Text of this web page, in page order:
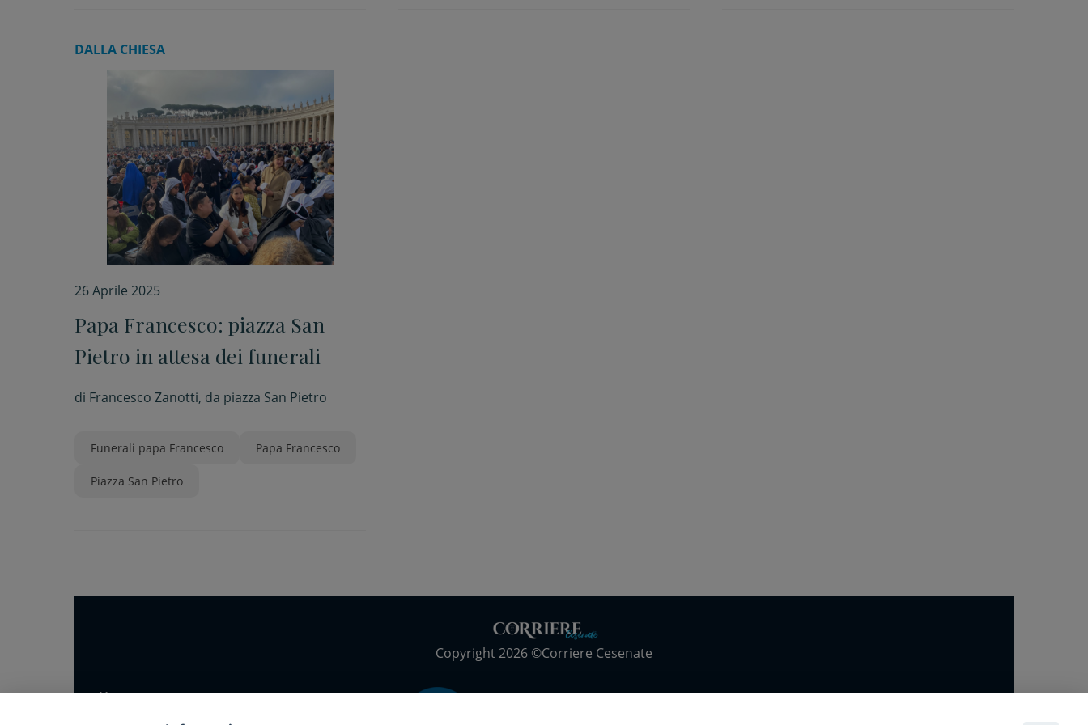
DALLA CHIESA
26 Aprile 2025
Papa Francesco: piazza San
Pietro in attesa dei funerali
di Francesco Zanotti, da piazza San Pietro
Funerali papa Francesco Papa Francesco
Piazza San Pietro
Copyright 2026 ©Corriere Cesenate
Home